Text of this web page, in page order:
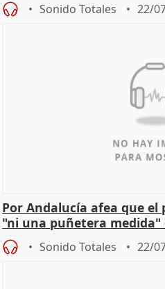
Sonido Totales 22/
Por Andalucía afea que el
"ni una puñetera
machista
Sonido Totales 22/